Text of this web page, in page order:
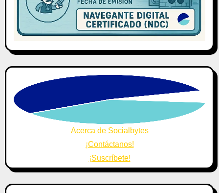
Acerca de Socialbytes
¡Contáctanos!
¡Suscríbete!